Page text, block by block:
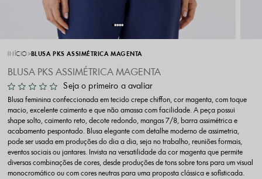
INÍCIO BLUSA PKS ASSIMÉTRICA MAGENTA
BLUSA PKS ASSIMÉTRICA MAGENTA
Seja o primeiro a avaliar
Blusa feminina confeccionada em tecido crepe chiffon, cor magenta, com toque
macio, excelente caimento e que não amassa com facilidade. A peça possui
shape solto, caimento reto, decote redondo, mangas 7/8, barra assimétrica e
acabamento pespontado. Blusa elegante com detalhe moderno de assimetria,
pode ser usada em produções do dia a dia, seja no trabalho, reuniões formais,
eventos sociais ou jantares. Invista na versatilidade da cor magenta que permite
diversas combinações de cores, desde produções de tons sobre tons para um visual
monocromático ou com cores neutras para uma proposta clássica e sofisticada.